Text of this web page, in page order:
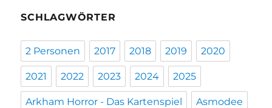
SCHLAGWÖRTER
2 Personen 2017 2018 2019 2020
2021 2022 2023 2024 2025
Arkham Horror - Das Kartenspiel Asmodee